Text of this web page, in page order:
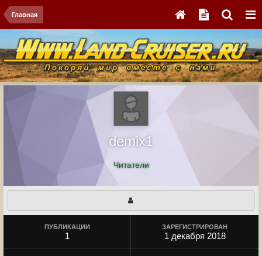
Главная
demix1
Читатели
ПУБЛИКАЦИИ
1
ЗАРЕГИСТРИРОВАН
1 декабря 2018